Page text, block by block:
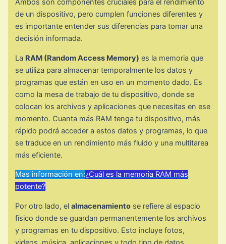
Ambos son componentes cruciales para el rendimiento
de un dispositivo, pero cumplen funciones diferentes y
es importante entender sus diferencias para tomar una
decisión informada.
La RAM (Random Access Memory) es la memoria que
se utiliza para almacenar temporalmente los datos y
programas que están en uso en un momento dado. Es
como la mesa de trabajo de tu dispositivo, donde se
colocan los archivos y aplicaciones que necesitas en ese
momento. Cuanta más RAM tenga tu dispositivo, más
rápido podrá acceder a estos datos y programas, lo que
se traduce en un rendimiento más fluido y una multitarea
más eficiente.
Mas información en:¿Cuál es la memoria RAM más
potente?
Por otro lado, elalmacenamiento se refiere al espacio
físico donde se guardan permanentemente los archivos
y programas en tu dispositivo. Esto incluye fotos,